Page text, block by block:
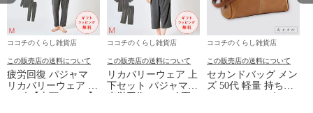
ココチのくらし雑貨店
この販売店の送料について
疲労回復 パジャマ
リカバリーウェア メ
ココチのくらし雑貨店
この販売店の送料について
リカバリーウェア 上
下セット パジャマ
ココチのくらし雑貨店
この販売店の送料について
セカンドバッグ メン
ズ 50代 軽量 持ち手